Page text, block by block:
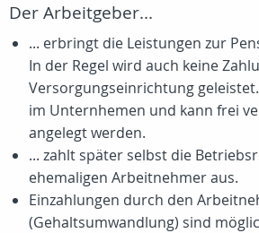
Der Arbeitgeber...
... erbringt die Leistungen zur
In der Regel wird auch keine
Versorgungseinrichtung
im Unternhemen und kann frei
angelegt werden.
... zahlt später selbst die
ehemaligen Arbeitnehmer aus.
Einzahlungen durch den
(Gehaltsumwandlung) sind